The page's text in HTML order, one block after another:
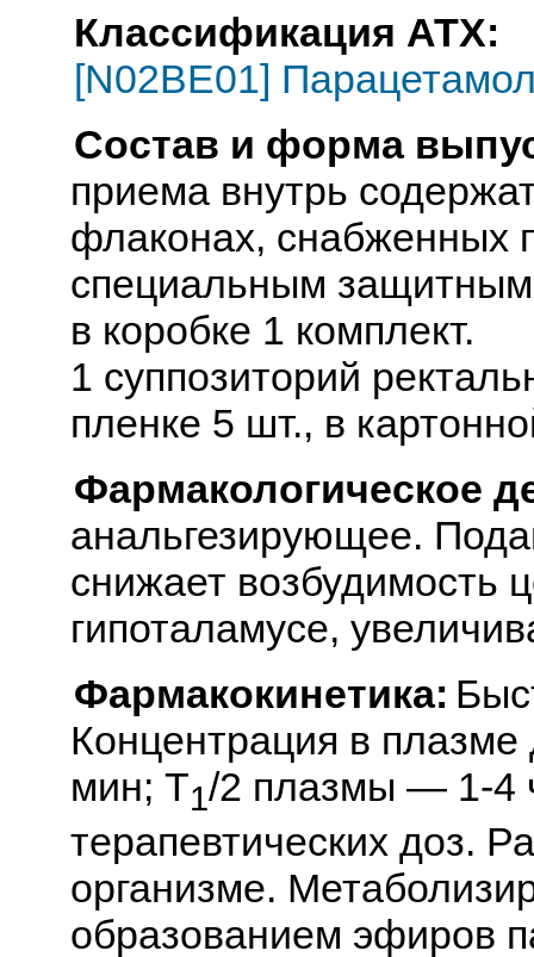
Классификация АТХ:
[N02BE01]
Состав и форма
приема внутрь
флаконах, снабженных
специальным
в коробке 1 комплект.
1 суппозиторий
пленке 5 шт., в
Фармакологическое
анальгезирующее.
снижает возбудимость
гипоталамусе,
Фармакокинетика:
Концентрация в плазме
мин; T1/2 плазмы — 1-4
терапевтических доз.
организме.
образованием эфиров